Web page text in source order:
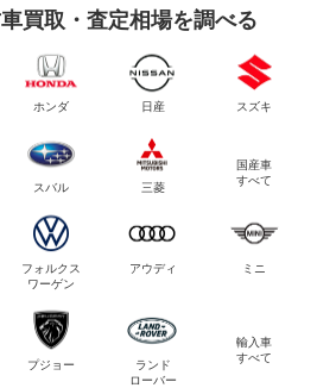
買取・査定相場を調べる
ホンダ 日産 スズキ
スバル 三菱
国産車
すべて
フォルクス
ワーゲン
アウディ ミニ
プジョー
ランド
ローバー
輸入車
すべて